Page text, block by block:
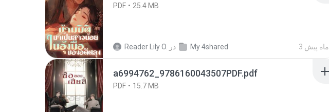
PDF 25.4 MB
Reader Lily O. در My 4shared 3 ماه پیش
a6994762_9786160043507PDF.pdf
PDF 15.7 MB